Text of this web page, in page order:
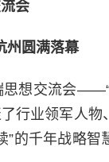
会
州圆满落幕
想交流会
行业领军人
的千年战略